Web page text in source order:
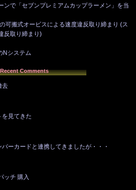
ンで「セブンプレミアムカップラーメン」を当
可搬式オービスによる速度違反取り締まり (ス
反取り締まり)
Nシステム
Recent Comments
去
見てきた
ーカードと連携してきましたが・・・
ッチ 購入